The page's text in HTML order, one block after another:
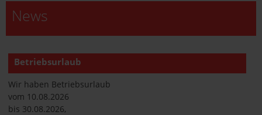
News
Betriebsurlaub
Wir haben Betriebsurlaub
vom 10.08.2026
bis 30.08.2026,